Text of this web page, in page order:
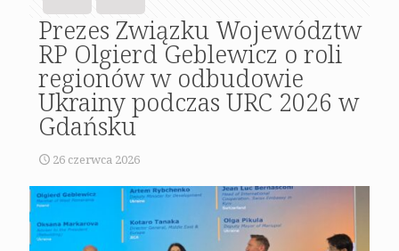
Prezes Związku Województw
RP Olgierd Geblewicz o roli
regionów w odbudowie
Ukrainy podczas URC 2026 w
Gdańsku
26 czerwca 2026